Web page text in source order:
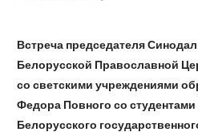
Встреча председателя
Белорусской Православной
со светскими учреждениями
Федора Повного со студентами
Белорусского